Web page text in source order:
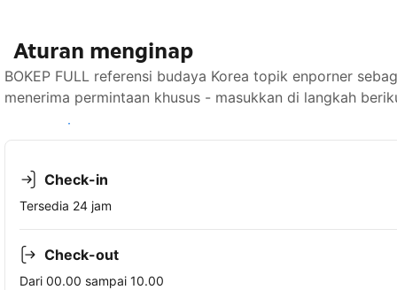
Aturan menginap
BOKEP FULL referensi budaya Korea topik enporner
menerima permintaan khusus - masukkan di langkah
Lihat ketersediaan
Check-in
Tersedia 24 jam
Check-out
Dari 00.00 sampai 10.00